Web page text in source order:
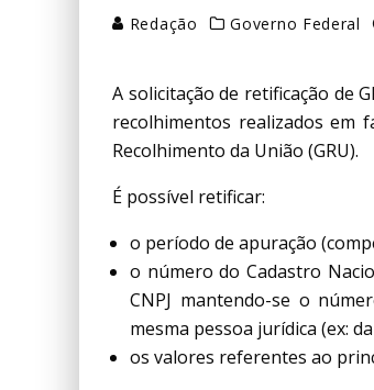
Redação Governo Federal
A solicitação de retificação de
recolhimentos realizados em
Recolhimento da União (GRU).
É possível retificar:
o período de apuração
o número do Cadastro
CNPJ mantendo-se o
mesma pessoa jurídica (ex:
os valores referentes ao